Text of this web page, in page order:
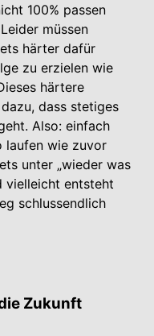
100% passen
müssen
härter dafür
zu erzielen wie
härtere
dass stetiges
Also: einfach
laufen wie zuvor
unter „wieder was
vielleicht entsteht
schlussendlich
Zukunft